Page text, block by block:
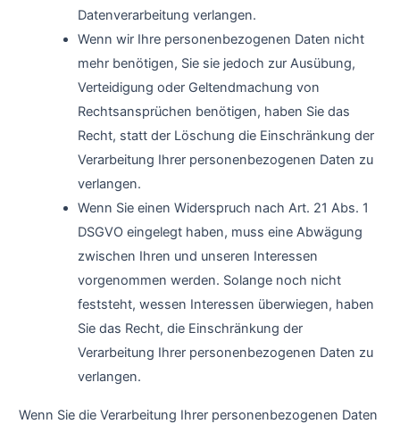
Datenverarbeitung verlangen.
Wenn wir Ihre personenbezogenen Daten nicht
mehr benötigen, Sie sie jedoch zur Ausübung,
Verteidigung oder Geltendmachung von
Rechtsansprüchen benötigen, haben Sie das
Recht, statt der Löschung die Einschränkung der
Verarbeitung Ihrer personenbezogenen Daten zu
verlangen.
Wenn Sie einen Widerspruch nach Art. 21 Abs. 1
DSGVO eingelegt haben, muss eine Abwägung
zwischen Ihren und unseren Interessen
vorgenommen werden. Solange noch nicht
feststeht, wessen Interessen überwiegen, haben
Sie das Recht, die Einschränkung der
Verarbeitung Ihrer personenbezogenen Daten zu
verlangen.
Wenn Sie die Verarbeitung Ihrer personenbezogenen Daten